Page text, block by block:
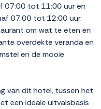
07:00 tot 11:00 uur en
07:00 tot 12:00 uur.
om wat te eten en
overdekte veranda en
en de mooie
van dit hotel, tussen het
een ideale uitvalsbasis